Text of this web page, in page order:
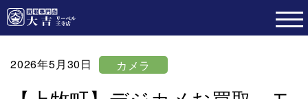
2026年5月30日 カメラ